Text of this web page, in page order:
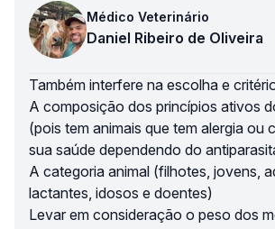
Médico Veterinário
Daniel Ribeiro de Oliveira
Também interfere na escolha e
A composição dos princípios ativos
(pois tem animais que tem alergia ou
sua saúde dependendo do
A categoria animal (filhotes, jovens,
lactantes, idosos e doentes)
Levar em consideração o peso dos